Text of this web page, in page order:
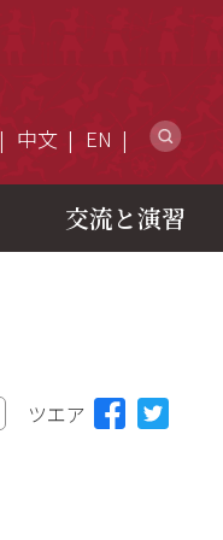
中文 EN
交流と演習
ツエア